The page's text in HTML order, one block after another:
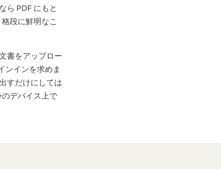
ら PDF にもと
段に鮮明なこ
書をアップロー
ンインを求めま
すだけにしては
デバイス上で